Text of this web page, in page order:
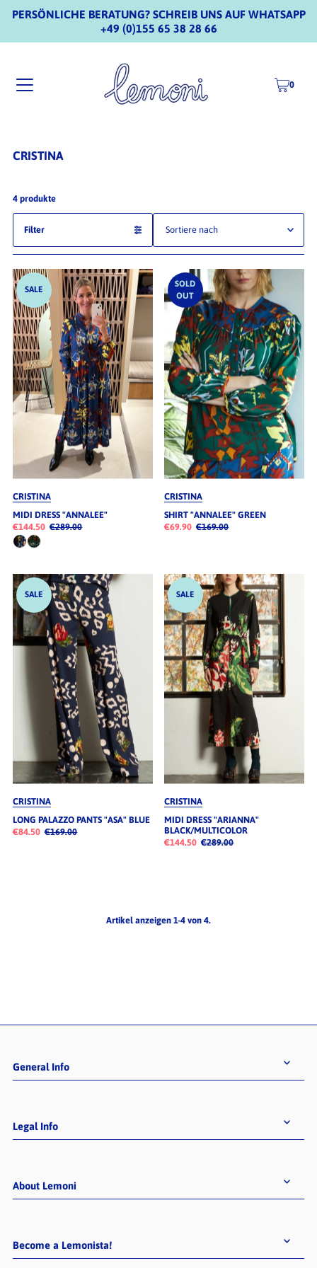
PERSÖNLICHE BERATUNG? SCHREIB UNS AUF WHATSAPP
+49 (0)155 65 38 28 66
0
CRISTINA
4 produkte
Filter
Ausgewählt
Am relevantesten
meistverkauft
Alphabetisch, A-Z
Alphabetisch, Z-A
Preis, niedrig nach hoch
Preis, hoch nach niedrig
Datum, alt zu neu
Datum, neu zu alt
SALE
CRISTINA
MIDI DRESS "ANNALEE"
€144.50 €289.00
SOLD
OUT
CRISTINA
SHIRT "ANNALEE" GREEN
€69.90 €169.00
SALE
CRISTINA
LONG PALAZZO PANTS "ASA" BLUE
€84.50 €169.00
SALE
CRISTINA
MIDI DRESS "ARIANNA"
BLACK/MULTICOLOR
€144.50 €289.00
Artikel anzeigen 1-4 von 4.
General Info
Legal Info
About Lemoni
Become a Lemonista!